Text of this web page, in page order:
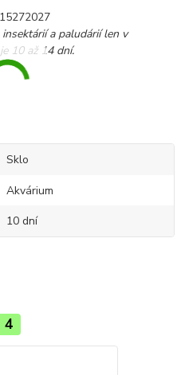
insektárií a paludárií len v
10 až 14 dní.
Sklo
Akvárium
10 dní
4